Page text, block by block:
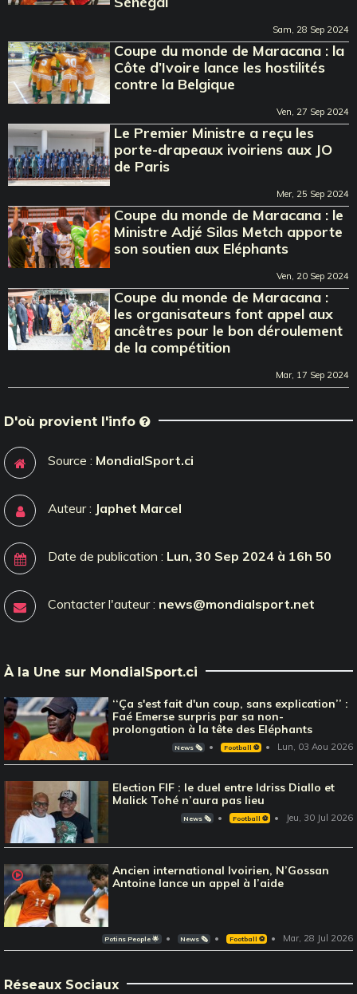
Sam, 28 Sep 2024
Coupe du monde de Maracana : la
Côte d’Ivoire lance les hostilités
contre la Belgique
Ven, 27 Sep 2024
Le Premier Ministre a reçu les
porte-drapeaux ivoiriens aux JO
de Paris
Mer, 25 Sep 2024
Coupe du monde de Maracana : le
Ministre Adjé Silas Metch apporte
son soutien aux Eléphants
Ven, 20 Sep 2024
Coupe du monde de Maracana :
les organisateurs font appel aux
ancêtres pour le bon déroulement
de la compétition
Mar, 17 Sep 2024
D'où provient l'info
Source : MondialSport.ci
Auteur : Japhet Marcel
Date de publication : Lun, 30 Sep 2024 à 16h 50
Contacter l'auteur : news@mondialsport.net
À la Une sur MondialSport.ci
‘‘Ça s'est fait d'un coup, sans explication’’ :
Faé Emerse surpris par sa non-
prolongation à la tête des Eléphants
News 🗞️ Football ⚽️ Lun, 03 Aou 2026
Election FIF : le duel entre Idriss Diallo et
Malick Tohé n’aura pas lieu
News 🗞️ Football ⚽️ Jeu, 30 Jul 2026
Ancien international Ivoirien, N’Gossan
Antoine lance un appel à l’aide
Potins People 🌟 News 🗞️ Football ⚽️ Mar, 28 Jul 2026
Réseaux Sociaux